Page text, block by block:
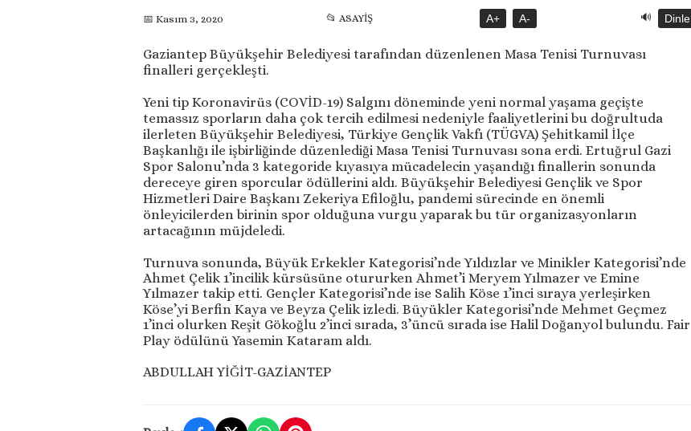
📅 Kasım 3, 2020 📂 ASAYİŞ A+ A- 🔊 Dinle
Gaziantep Büyükşehir Belediyesi tarafından düzenlenen Masa Tenisi Turnuvası
finalleri gerçekleşti.
Yeni tip Koronavirüs (COVİD-19) Salgını döneminde yeni normal yaşama geçişte
temassız sporların daha çok tercih edilmesi nedeniyle faaliyetlerini bu doğrultuda
ilerleten Büyükşehir Belediyesi, Türkiye Gençlik Vakfı (TÜGVA) Şehitkamil İlçe
Başkanlığı ile işbirliğinde düzenlediği Masa Tenisi Turnuvası sona erdi. Ertuğrul Gazi
Spor Salonu’nda 3 kategoride kıyasıya mücadelecin yaşandığı finallerin sonunda
dereceye giren sporcular ödüllerini aldı. Büyükşehir Belediyesi Gençlik ve Spor
Hizmetleri Daire Başkanı Zekeriya Efiloğlu, pandemi sürecinde en önemli
önleyicilerden birinin spor olduğuna vurgu yaparak bu tür organizasyonların
artacağının müjdeledi.
Turnuva sonunda, Büyük Erkekler Kategorisi’nde Yıldızlar ve Minikler Kategorisi’nde
Ahmet Çelik 1’incilik kürsüsüne otururken Ahmet’i Meryem Yılmazer ve Emine
Yılmazer takip etti. Gençler Kategorisi’nde ise Salih Köse 1’inci sıraya yerleşirken
Köse’yi Berfin Kaya ve Beyza Çelik izledi. Büyükler Kategorisi’nde Mehmet Geçmez
1’inci olurken Reşit Gökoğlu 2’inci sırada, 3’üncü sırada ise Halil Doğanyol bulundu. Fair
Play ödülünü Yasemin Kataram aldı.
ABDULLAH YİĞİT-GAZİANTEP